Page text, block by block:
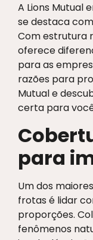
A Lions Mutual
se destaca
Com estrutura
oferece
para as
razões para
Mutual e
certa para
para
Um dos
frotas é lidar
proporções.
fenômenos